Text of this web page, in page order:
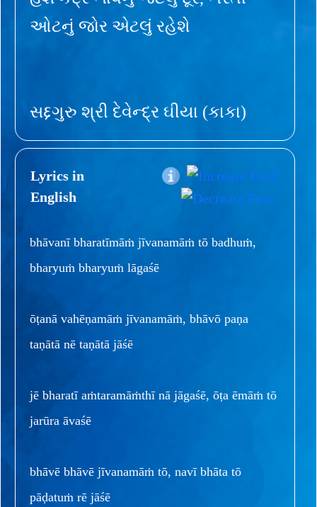
ઓટનું જોર એટલું રહેશે
સદ્દગુરુ શ્રી દેવેન્દ્ર ઘીયા (કાકા)
Lyrics in
English
bhāvanī bharatīmāṁ jīvanamāṁ tō badhuṁ,
bharyuṁ bharyuṁ lāgaśē
ōṭanā vahēṇamāṁ jīvanamāṁ, bhāvō paṇa
taṇātā nē taṇātā jāśē
jē bharatī aṁtaramāṁthī nā jāgaśē, ōṭa ēmāṁ tō
jarūra āvaśē
bhāvē bhāvē jīvanamāṁ tō, navī bhāta tō
pāḍatuṁ rē jāśē